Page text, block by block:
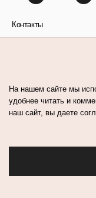
Контакты
На нашем сайте мы
удобнее читать и
наш сайт, вы даете